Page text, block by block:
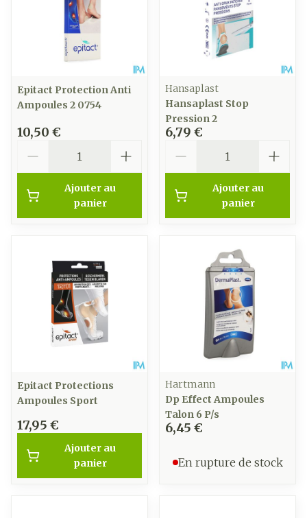
Epitact Protection Anti
Ampoules 2 0754
10,50 €
Ajouter au
panier
Hansaplast
Hansaplast Stop
Pression 2
6,79 €
Ajouter au
panier
Epitact Protections
Ampoules Sport
17,95 €
Ajouter au
panier
Hartmann
Dp Effect Ampoules
Talon 6 P/s
6,45 €
En rupture de stock